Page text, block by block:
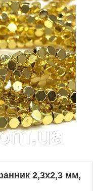
2,3х2,3 мм,